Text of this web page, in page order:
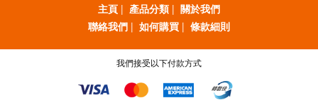
主頁 | 產品分類 | 關於我們
聯絡我們 | 如何購買 | 條款細則
我們接受以下付款方式